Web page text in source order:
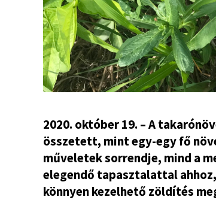
2020. október 19. – A
összetett, mint egy-egy fő
műveletek sorrendje, mind a
elegendő tapasztalattal
könnyen kezelhető zöldítés